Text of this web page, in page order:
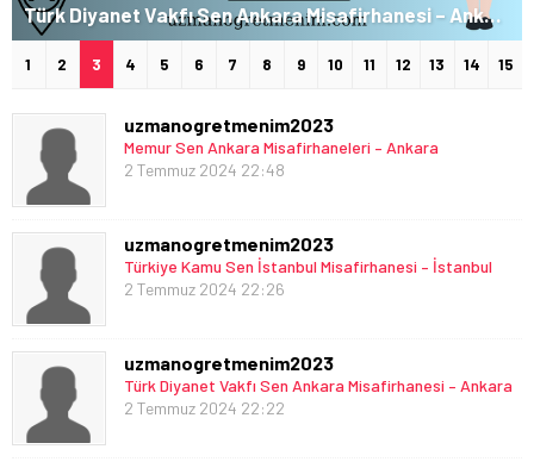
Türk Diyanet Vakfı Sen Ankara Misafirhanesi – Ankara
1 2 3 4 5 6 7 8 9 10 11 12 13 14 15
uzmanogretmenim2023
Memur Sen Ankara Misafirhaneleri – Ankara
2 Temmuz 2024 22:48
uzmanogretmenim2023
Türkiye Kamu Sen İstanbul Misafirhanesi – İstanbul
2 Temmuz 2024 22:26
uzmanogretmenim2023
Türk Diyanet Vakfı Sen Ankara Misafirhanesi – Ankara
2 Temmuz 2024 22:22